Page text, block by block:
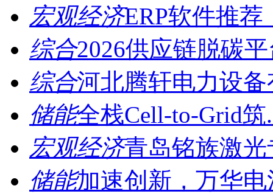
宏观经济ERP软件推
综合2026供应链脱碳
综合河北腾轩电力设
储能全栈Cell-to-Grid筑
宏观经济青岛铭族激
储能加速创新，万华